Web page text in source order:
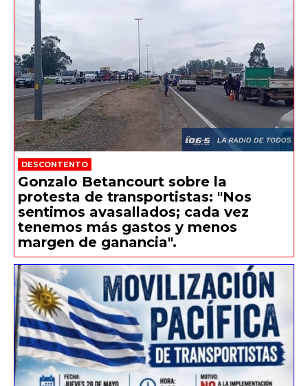
DESCONTENTO
Gonzalo Betancourt sobre la
protesta de transportistas: "Nos
sentimos avasallados; cada vez
tenemos más gastos y menos
margen de ganancia".